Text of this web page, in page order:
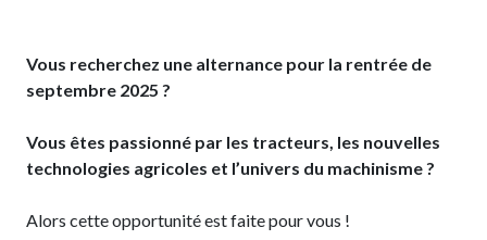
Vous recherchez une alternance pour la rentrée de
septembre 2025 ?
Vous êtes passionné par les tracteurs, les nouvelles
technologies agricoles et l’univers du machinisme ?
Alors cette opportunité est faite pour vous !